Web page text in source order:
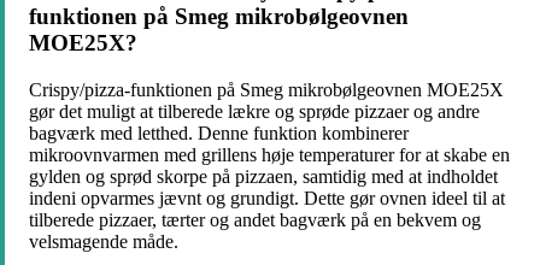
funktionen på Smeg mikrobølgeovnen
MOE25X?
Crispy/pizza-funktionen på Smeg mikrobølgeovnen MOE25X
gør det muligt at tilberede lækre og sprøde pizzaer og andre
bagværk med letthed. Denne funktion kombinerer
mikroovnvarmen med grillens høje temperaturer for at skabe en
gylden og sprød skorpe på pizzaen, samtidig med at indholdet
indeni opvarmes jævnt og grundigt. Dette gør ovnen ideel til at
tilberede pizzaer, tærter og andet bagværk på en bekvem og
velsmagende måde.